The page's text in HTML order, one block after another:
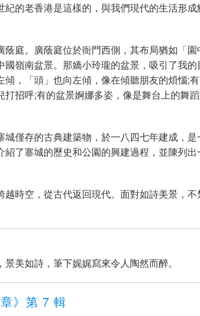
的老香港是這樣的，與我們現代的生活形成
庭。廣蔭庭位於衙門西側，其布局猶如「園
嶺南盆景。那嬌小玲瓏的盆景，吸引了我的
，「頭」也向左傾，像在傾聽朋友的煩惱;
打招呼;有的盆景婀娜多姿，像是舞台上的舞
僅存的古典建築物，於一八四七年建成，是
紹了寨城的歷史和公園的興建過程，並陳列出
時空，從古代返回現代。面對如詩美景，不
美如詩，筆下娓娓寫來令人陶然而醉。
》 第 7 輯